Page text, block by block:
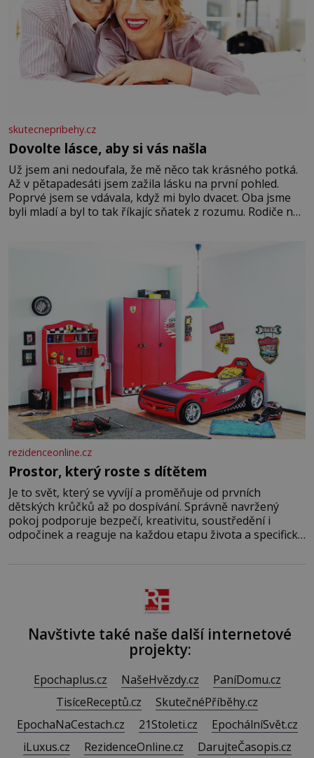
skutecnepribehy.cz
Dovolte lásce, aby si vás našla
Už jsem ani nedoufala, že mě něco tak krásného potká.
Až v pětapadesáti jsem zažila lásku na první pohled.
Poprvé jsem se vdávala, když mi bylo dvacet. Oba jsme
byli mladí a byl to tak říkajíc sňatek z rozumu. Rodiče nás
Manželství nám oběma moc nesvědčilo, brzy jsme zjistili,
rezidenceonline.cz
Prostor, který roste s dítětem
Je to svět, který se vyvíjí a proměňuje od prvních
dětských krůčků až po dospívání. Správně navržený
pokoj podporuje bezpečí, kreativitu, soustředění i
odpočinek a reaguje na každou etapu života a specifické
Navštivte také naše další internetové
projekty:
Epochaplus.cz NašeHvězdy.cz
PaníDomu.cz
TisíceReceptů.cz
SkutečnéPříběhy.cz
EpochaNaCestach.cz
21Stoleti.cz
EpochálníSvět.cz
iLuxus.cz
RezidenceOnline.cz DarujteČasopis.cz